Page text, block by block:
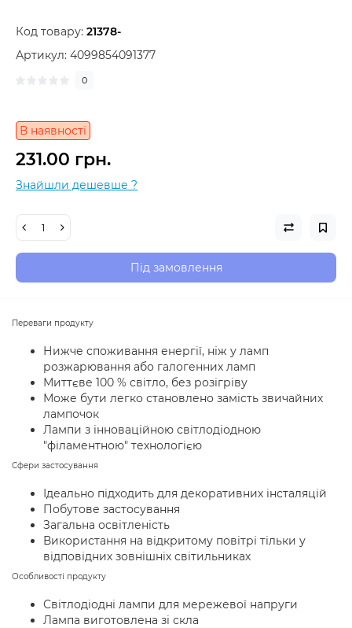
Код товару: 21378-
Артикул: 4099854091377
0
В наявності
231.00 грн.
Знайшли дешевше ?
Під замовлення
Переваги продукту
Нижче споживання енергії, ніж у ламп
розжарювання або галогенних ламп
Миттєве 100 % світло, без розігріву
Може бути легко становлено замість звичайних
лампочок
Лампи з інноваційною світлодіодною
"філаментною" технологією
Сфери застосування
Ідеально підходить для декоративних інсталяцій
Побутове застосування
Загальна освітленість
Використання на відкритому повітрі тільки у
відповідних зовнішніх світильниках
Особливості продукту
Світлодіодні лампи для мережевої напруги
Лампа виготовлена зі скла